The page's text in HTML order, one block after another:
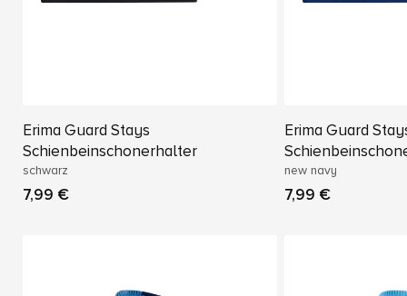
Erima Guard Stays
Schienbeinschonerhalter
schwarz
7,99 €
Erima Guard
new navy
7,99 €